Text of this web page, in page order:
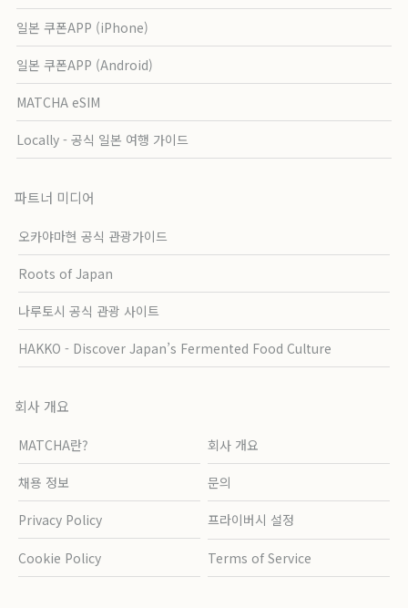
일본 쿠폰APP (iPhone)
일본 쿠폰APP (Android)
MATCHA eSIM
Locally - 공식 일본 여행 가이드
파트너 미디어
오카야마현 공식 관광가이드
Roots of Japan
나루토시 공식 관광 사이트
HAKKO - Discover Japan’s Fermented Food Culture
회사 개요
MATCHA란? 회사 개요
채용 정보 문의
Privacy Policy 프라이버시 설정
Cookie Policy Terms of Service